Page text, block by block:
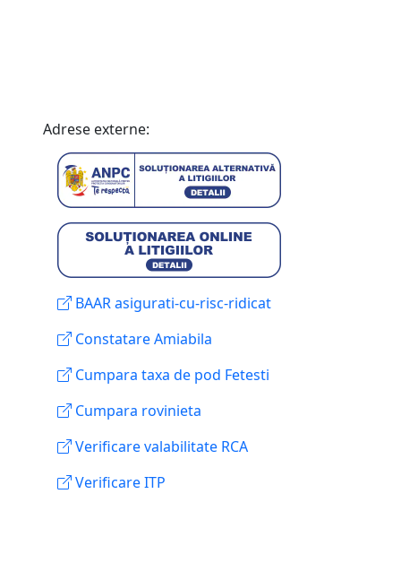
Adrese externe:
BAAR asigurati-cu-risc-ridicat
Constatare Amiabila
Cumpara taxa de pod Fetesti
Cumpara rovinieta
Verificare valabilitate RCA
Verificare ITP